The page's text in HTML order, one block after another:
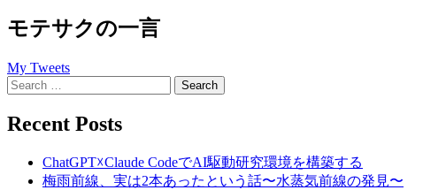
モテサクの一言
My Tweets
Search
for:
Recent Posts
ChatGPT☓Claude CodeでAI駆動研究環境を構築する
梅雨前線、実は2本あったという話〜水蒸気前線の発見〜